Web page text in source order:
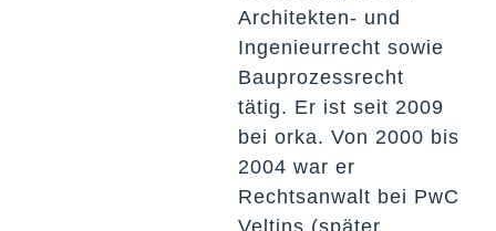
Architekten- und
Ingenieurrecht sowie
Bauprozessrecht
tätig. Er ist seit 2009
bei orka. Von 2000 bis
2004 war er
Rechtsanwalt bei PwC
Veltins (später